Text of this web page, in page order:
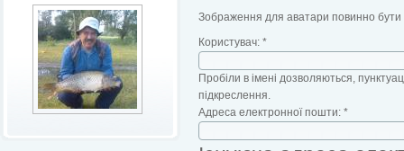
Зображення для аватари повинно бути
Користувач: *
Пробіли в імені дозволяються,
підкреслення.
Адреса електронної пошти: *